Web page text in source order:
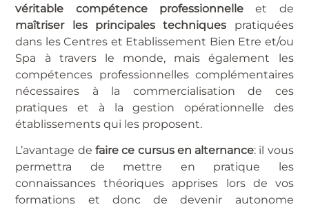
véritable compétence professionnelle et de
maîtriser les principales techniques pratiquées
dans les Centres et Etablissement Bien Etre et/ou
Spa à travers le monde, mais également les
compétences professionnelles complémentaires
nécessaires à la commercialisation de ces
pratiques et à la gestion opérationnelle des
établissements qui les proposent.
L’avantage de faire ce cursus en alternance: il vous
permettra de mettre en pratique les
connaissances théoriques apprises lors de vos
formations et donc de devenir autonome